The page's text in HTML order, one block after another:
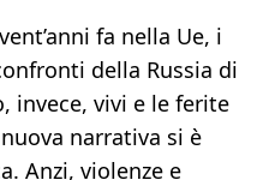
fa nella Ue, i
della Russia di
invece, vivi e le ferite
narrativa si è
Anzi, violenze e